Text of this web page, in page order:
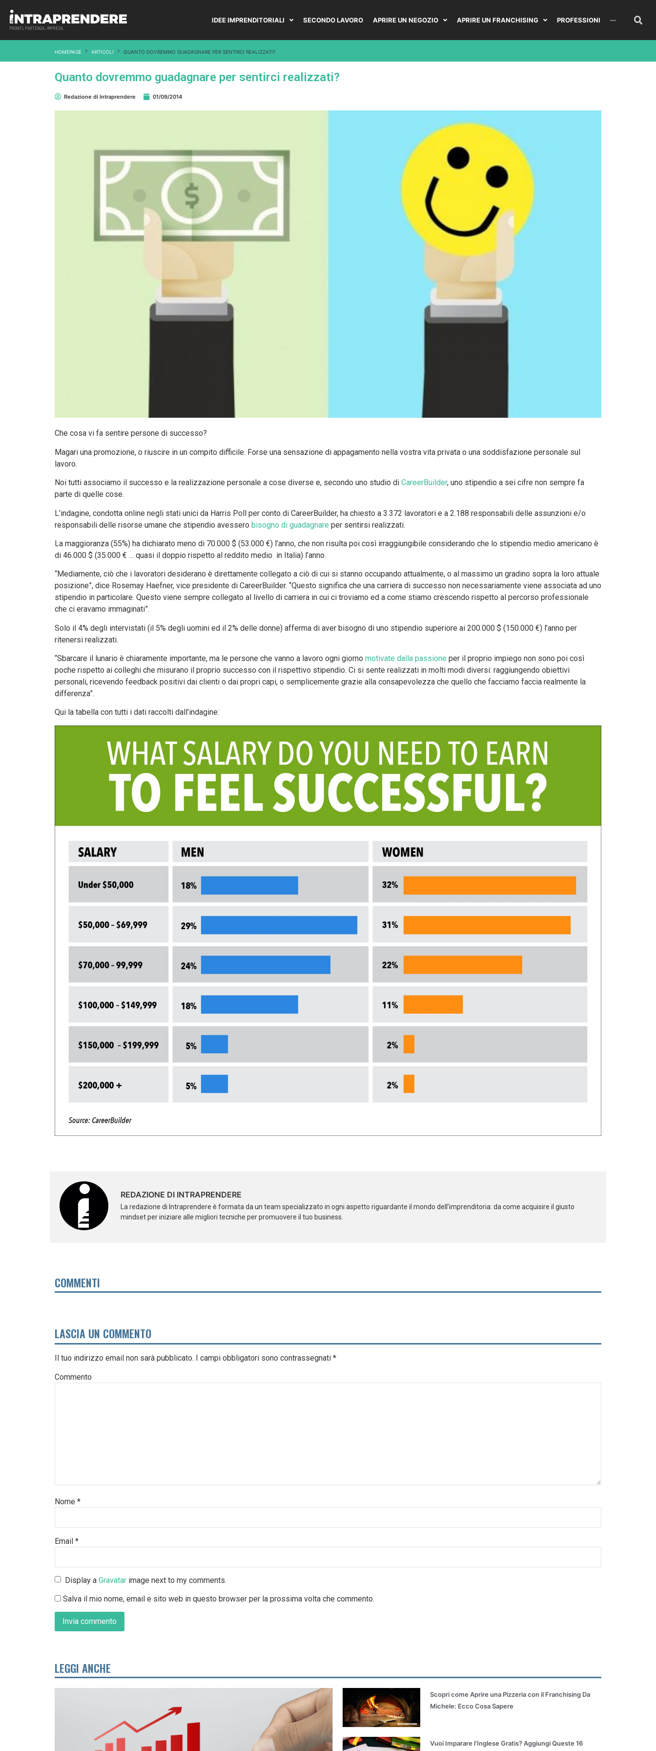
IDEE IMPRENDITORIALI SECONDO LAVORO APRIRE UN NEGOZIO APRIRE UN FRANCHISING PROFESSIONI ···
HOMEPAGE ARTICOLI QUANTO DOVREMMO GUADAGNARE PER SENTIRCI REALIZZATI?
Quanto dovremmo guadagnare per sentirci realizzati?
Redazione di Intraprendere 01/09/2014
Che cosa vi fa sentire persone di successo?
Magari una promozione, o riuscire in un compito difficile. Forse una sensazione di appagamento nella vostra vita privata o una soddisfazione personale sul
lavoro.
Noi tutti associamo il successo e la realizzazione personale a cose diverse e, secondo uno studio di CareerBuilder, uno stipendio a sei cifre non sempre fa
parte di quelle cose.
L’indagine, condotta online negli stati unici da Harris Poll per conto di CareerBuilder, ha chiesto a 3.372 lavoratori e a 2.188 responsabili delle assunzioni e/o
responsabili delle risorse umane che stipendio avessero bisogno di guadagnare per sentirsi realizzati.
La maggioranza (55%) ha dichiarato meno di 70.000 $ (53.000 €) l’anno, che non risulta poi così irraggiungibile considerando che lo stipendio medio americano è
di 46.000 $ (35.000 € … quasi il doppio rispetto al reddito medio in Italia) l’anno.
“Mediamente, ciò che i lavoratori desiderano è direttamente collegato a ciò di cui si stanno occupando attualmente, o al massimo un gradino sopra la loro attuale
posizione”, dice Rosemay Haefner, vice presidente di CareerBuilder. “Questo significa che una carriera di successo non necessariamente viene associata ad uno
stipendio in particolare. Questo viene sempre collegato al livello di carriera in cui ci troviamo ed a come stiamo crescendo rispetto al percorso professionale
che ci eravamo immaginati”.
Solo il 4% degli intervistati (il 5% degli uomini ed il 2% delle donne) afferma di aver bisogno di uno stipendio superiore ai 200.000 $ (150.000 €) l’anno per
ritenersi realizzati.
“Sbarcare il lunario è chiaramente importante, ma le persone che vanno a lavoro ogni giorno motivate dalla passione per il proprio impiego non sono poi così
poche rispetto ai colleghi che misurano il proprio successo con il rispettivo stipendio. Ci si sente realizzati in molti modi diversi: raggiungendo obiettivi
personali, ricevendo feedback positivi dai clienti o dai propri capi, o semplicemente grazie alla consapevolezza che quello che facciamo faccia realmente la
differenza”.
Qui la tabella con tutti i dati raccolti dall’indagine:
REDAZIONE DI INTRAPRENDERE
La redazione di Intraprendere è formata da un team specializzato in ogni aspetto riguardante il mondo dell’imprenditoria: da come acquisire il giusto
mindset per iniziare alle migliori tecniche per promuovere il tuo business.
COMMENTI
LASCIA UN COMMENTO
Il tuo indirizzo email non sarà pubblicato. I campi obbligatori sono contrassegnati *
Commento
Nome *
Email *
Display aGravatar image next to my comments.
Salva il mio nome, email e sito web in questo browser per la prossima volta che commento.
LEGGI ANCHE
Scopri come Aprire una Pizzeria con il Franchising Da
Michele: Ecco Cosa Sapere
Vuoi Imparare l’Inglese Gratis? Aggiungi Queste 16